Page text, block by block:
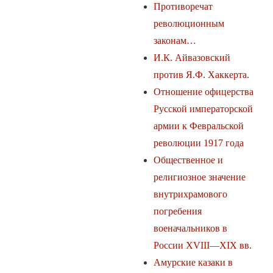
Противоречат
революционным
законам…
И.К. Айвазовский
против Я.Ф. Хаккерта.
Отношение офицерства
Русской императорской
армии к Февральской
революции 1917 года
Общественное и
религиозное значение
внутрихрамового
погребения
военачальников в
России XVIII—XIX вв.
Амурские казаки в